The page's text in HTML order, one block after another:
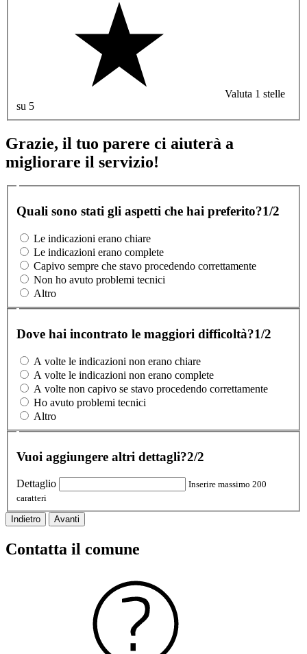
Valuta 1 stelle
su 5
Grazie, il tuo parere ci aiuterà a
migliorare il servizio!
Quali sono stati gli aspetti che hai preferito?1/2
Le indicazioni erano chiare
Le indicazioni erano complete
Capivo sempre che stavo procedendo correttamente
Non ho avuto problemi tecnici
Altro
Dove hai incontrato le maggiori difficoltà?1/2
A volte le indicazioni non erano chiare
A volte le indicazioni non erano complete
A volte non capivo se stavo procedendo correttamente
Ho avuto problemi tecnici
Altro
Vuoi aggiungere altri dettagli?2/2
Dettaglio
Inserire massimo 200
caratteri
Indietro Avanti
Contatta il comune